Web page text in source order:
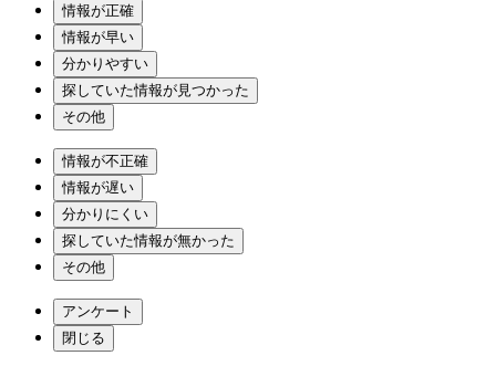
情報が正確
情報が早い
分かりやすい
探していた情報が見つかった
その他
情報が不正確
情報が遅い
分かりにくい
探していた情報が無かった
その他
アンケート
閉じる